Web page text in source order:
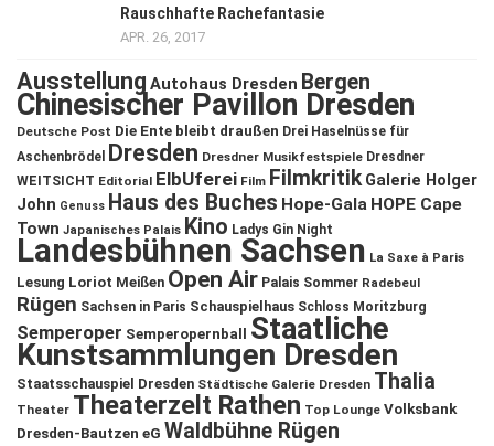
Rauschhafte Rachefantasie
APR. 26, 2017
Ausstellung Autohaus Dresden Bergen
Chinesischer Pavillon Dresden
Deutsche Post Die Ente bleibt draußen Drei Haselnüsse für
Aschenbrödel
Dresden Dresdner Musikfestspiele Dresdner
WEITSICHT Editorial ElbUferei Film Filmkritik Galerie Holger
John Genuss Haus des Buches Hope-Gala HOPE Cape
Town Japanisches Palais Kino Ladys Gin Night
Landesbühnen Sachsen La Saxe à Paris
Lesung Loriot Meißen Open Air Palais Sommer Radebeul
Rügen Sachsen in Paris Schauspielhaus Schloss Moritzburg
Semperoper Semperopernball Staatliche
Kunstsammlungen Dresden
Staatsschauspiel Dresden Städtische Galerie Dresden Thalia
Theater Theaterzelt Rathen Top Lounge Volksbank
Dresden-Bautzen eG Waldbühne Rügen